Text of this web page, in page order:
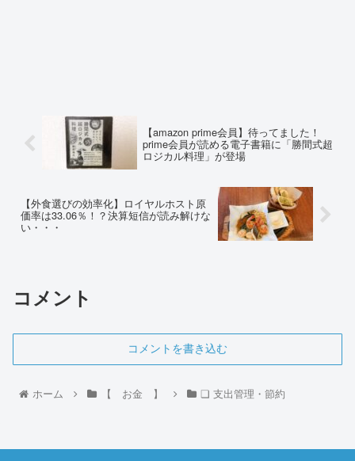
【amazon prime会員】待ってました！
prime会員が読める電子書籍に「勝間式超
ロジカル料理」が登場
【外食選びの効率化】ロイヤルホスト原
価率は33.06％！？決算短信が読み解けな
い・・・
コメント
コメントを書き込む
ホーム 【 お金 】 ❏ 支出管理・節約